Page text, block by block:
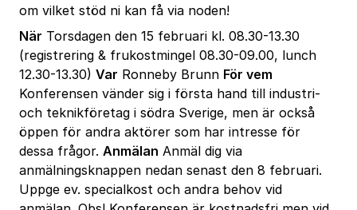
om vilket stöd ni kan få via noden!
När Torsdagen den 15 februari kl. 08.30-13.30
(registrering & frukostmingel 08.30-09.00, lunch
12.30-13.30) Var Ronneby Brunn För vem
Konferensen vänder sig i första hand till industri-
och teknikföretag i södra Sverige, men är också
öppen för andra aktörer som har intresse för
dessa frågor. Anmälan Anmäl dig via
anmälningsknappen nedan senast den 8 februari.
Uppge ev. specialkost och andra behov vid